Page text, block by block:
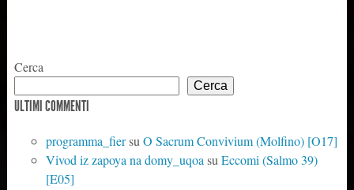
Cerca
Cerca
ULTIMI COMMENTI
programma_fiersuO Sacrum Convivium (Molfino) [O17]
Vivod iz zapoya na domy_uqoasuEccomi (Salmo 39)
[E05]